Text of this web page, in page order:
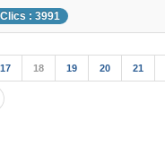
Clics : 3991
17 18 19 20 21